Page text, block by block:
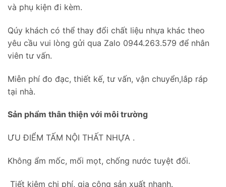
và phụ kiện đi kèm.
Qúy khách có thể thay đổi chất liệu nhựa khác theo
yêu cầu vui lòng gửi qua Zalo 0944.263.579 để nhân
viên tư vấn.
Miễn phí đo đạc, thiết kế, tư vấn, vận chuyển,lắp ráp
tại nhà.
Sản phẩm thân thiện với môi trường
ƯU ĐIỂM TẤM NỘI THẤT NHỰA .
Không ẩm mốc, mối mọt, chống nước tuyệt đối.
Tiết kiệm chi phí, gia công sản xuất nhanh.